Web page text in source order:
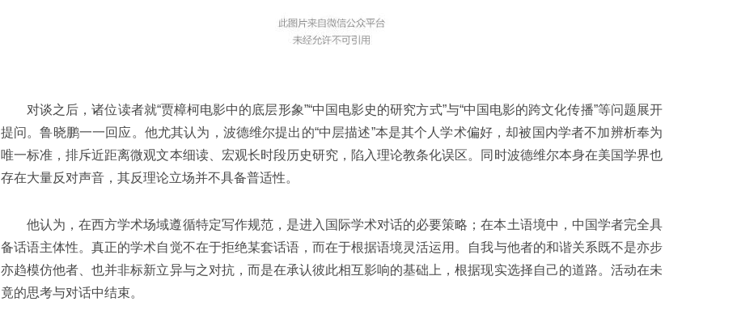
对谈之后，诸位读者就“贾樟柯电影中的底层形象”“中国电影史的研究方式”与“中国电影的跨文化传播”等问题展开
提问。鲁晓鹏一一回应。他尤其认为，波德维尔提出的“中层描述”本是其个人学术偏好，却被国内学者不加辨析奉为
唯一标准，排斥近距离微观文本细读、宏观长时段历史研究，陷入理论教条化误区。同时波德维尔本身在美国学界也
存在大量反对声音，其反理论立场并不具备普适性。
他认为，在西方学术场域遵循特定写作规范，是进入国际学术对话的必要策略；在本土语境中，中国学者完全具
备话语主体性。真正的学术自觉不在于拒绝某套话语，而在于根据语境灵活运用。自我与他者的和谐关系既不是亦步
亦趋模仿他者、也并非标新立异与之对抗，而是在承认彼此相互影响的基础上，根据现实选择自己的道路。活动在未
竟的思考与对话中结束。